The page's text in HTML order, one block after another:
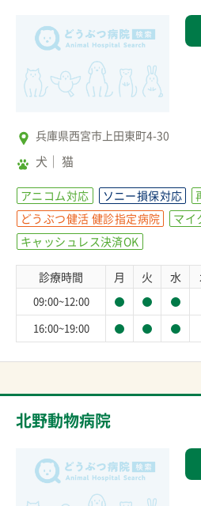
兵庫県西宮市上田東町4-30
犬 猫
アニコム対応 ソニー損保対応
どうぶつ健活 健診指定病院
マイ
キャッシュレス決済OK
診療時間 月 火 水
09:00~12:00
16:00~19:00
北野動物病院